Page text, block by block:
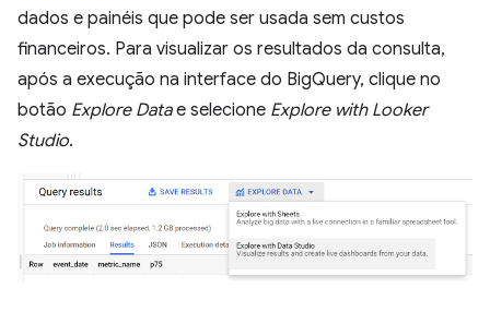
dados e painéis que pode ser usada sem custos
financeiros. Para visualizar os resultados da consulta,
após a execução na interface do BigQuery, clique no
botão Explore Datae selecione Explore with Looker
Studio.